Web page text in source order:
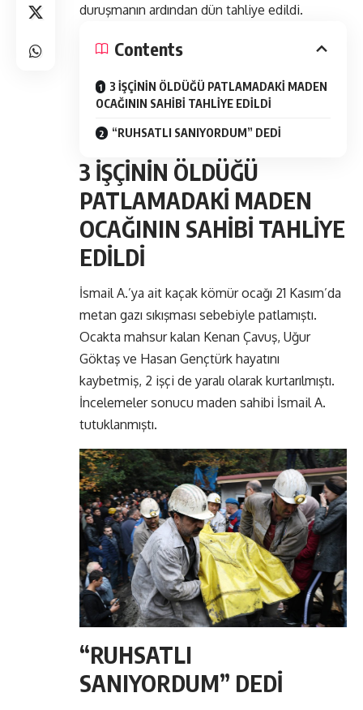
duruşmanın ardından dün tahliye edildi.
Contents
3 İŞÇİNİN ÖLDÜĞÜ PATLAMADAKİ MADEN
OCAĞININ SAHİBİ TAHLİYE EDİLDİ
“RUHSATLI SANIYORDUM” DEDİ
3 İŞÇİNİN ÖLDÜĞÜ
PATLAMADAKİ MADEN
OCAĞININ SAHİBİ TAHLİYE
EDİLDİ
İsmail A.’ya ait kaçak kömür ocağı 21 Kasım’da
metan gazı sıkışması sebebiyle patlamıştı.
Ocakta mahsur kalan Kenan Çavuş, Uğur
Göktaş ve Hasan Gençtürk hayatını
kaybetmiş, 2 işçi de yaralı olarak kurtarılmıştı.
İncelemeler sonucu maden sahibi İsmail A.
tutuklanmıştı.
“RUHSATLI
SANIYORDUM” DEDİ